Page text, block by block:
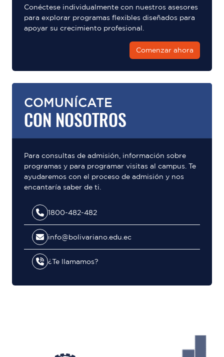
Conéctese individualmente con nuestros asesores
para explorar programas flexibles diseñados para
apoyar su crecimiento profesional.
Comenzar ahora
COMUNÍCATE
CON NOSOTROS
Para consultas de admisión, información sobre
programas y para programar visitas al campus. Te
ayudaremos con el proceso de admisión y nos
encantaría saber de ti.
1800-482-482
info@bolivariano.edu.ec
¿Te llamamos?